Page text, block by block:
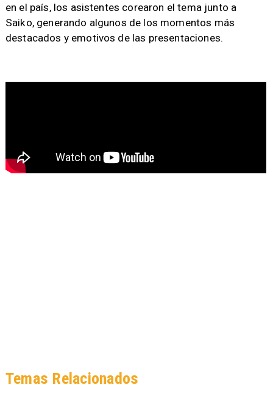
en el país, los asistentes corearon el tema junto a
Saiko, generando algunos de los momentos más
destacados y emotivos de las presentaciones.
Temas Relacionados